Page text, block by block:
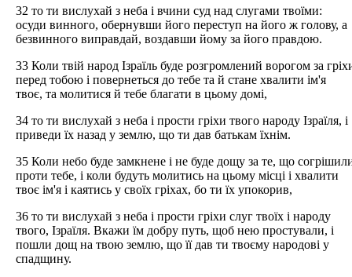
32 то ти вислухай з неба і вчини суд над слугами твоїми:
осуди винного, обернувши його переступ на його ж голову, а
безвинного виправдай, воздавши йому за його правдою.
33 Коли твій народ Ізраїль буде розгромлений ворогом за
перед тобою і повернеться до тебе та й стане хвалити ім'я
твоє, та молитися й тебе благати в цьому домі,
34 то ти вислухай з неба і прости гріхи твого народу Ізраїля, і
приведи їх назад у землю, що ти дав батькам їхнім.
35 Коли небо буде замкнене і не буде дощу за те, що
проти тебе, і коли будуть молитись на цьому місці і хвалити
твоє ім'я і каятись у своїх гріхах, бо ти їх упокорив,
36 то ти вислухай з неба і прости гріхи слуг твоїх і народу
твого, Ізраїля. Вкажи їм добру путь, щоб нею простували, і
пошли дощ на твою землю, що її дав ти твоєму народові у
спадщину.